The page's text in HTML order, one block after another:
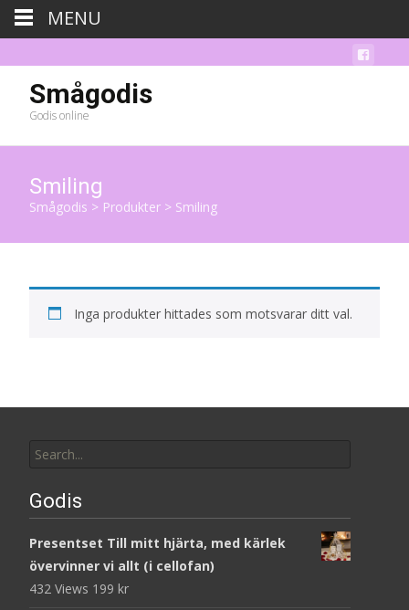
Smågodis
Godis online
Smiling
Smågodis > Produkter > Smiling
Inga produkter hittades som motsvarar ditt val.
for:
Godis
Presentset Till mitt hjärta, med kärlek
övervinner vi allt (i cellofan)
432 Views 199 kr
MENU